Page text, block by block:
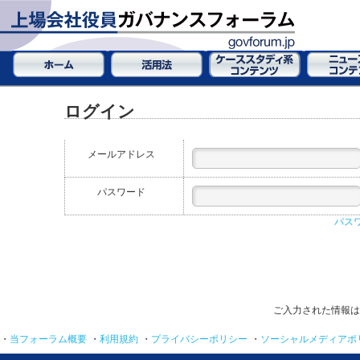
ログイン
メールアドレス
パスワード
パス
ご入力された情報
・ 当フォーラム概要 ・ 利用規約 ・ プライバシーポリシー ・ ソーシャルメディアポ